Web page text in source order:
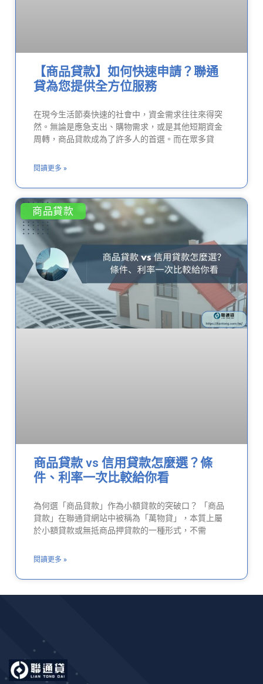
【商品貸款】如何快速申請？聯通
貸為您提供全方位服務
在現今生活節奏快速的社會中，資金需求往往來得突
然。無論是應急支出、購物需求，或是其他短期資金
周轉，商品貸款成為了許多人的首選。而在眾多貸
閱讀更多 »
商品貸款
商品貸款 vs 信用貸款怎麼選？條
件、利率一次比較給你看
為何選「商品貸款」作為小額貸款的突破口？ 「商品
貸款」在聯通貸網站中被稱為「萬物貸」，本質上屬
於小額貸款或無抵商品押貸款的一種形式，不需
閱讀更多 »